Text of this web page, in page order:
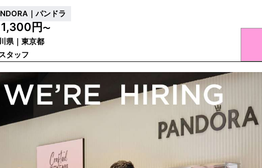
｜パンドラ
1,300円〜
県｜東京都
タッフ